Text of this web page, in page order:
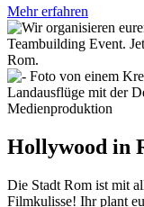
Mehr erfahren
Medienproduktion
Hollywood in
Die Stadt Rom ist mit
Filmkulisse! Ihr plant